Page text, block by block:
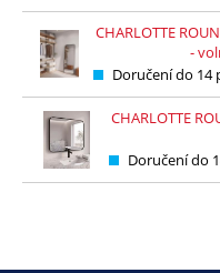
CHARLOTTE
-
Doručení do 14
CHARLOTTE
Doručení do